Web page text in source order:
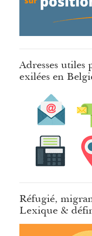
Adresses utiles
exilées en
Réfugié,
Lexique &